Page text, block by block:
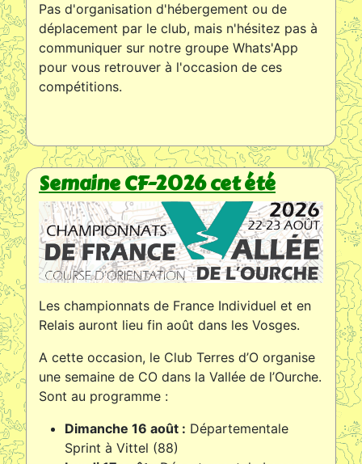
Pas d'organisation d'hébergement ou de
déplacement par le club, mais n'hésitez pas à
communiquer sur notre groupe Whats'App
pour vous retrouver à l'occasion de ces
compétitions.
Semaine CF-2026 cet été
Les championnats de France Individuel et en
Relais auront lieu fin août dans les Vosges.
A cette occasion, le Club Terres d’O organise
une semaine de CO dans la Vallée de l’Ourche.
Sont au programme :
Dimanche 16 août : Départementale
Sprint à Vittel (88)